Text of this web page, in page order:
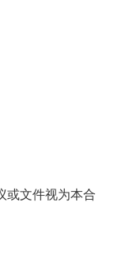
或文件视为本合